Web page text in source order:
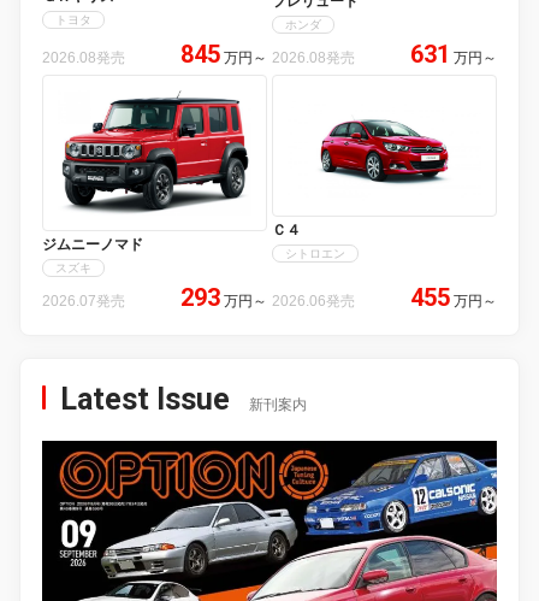
トヨタ
2026.08発売 845 万円 ～
ホンダ
2026.08発売 631 万円 ～
ジムニーノマド
スズキ
2026.07発売 293 万円 ～
Ｃ４
シトロエン
2026.06発売 455 万円 ～
Latest Issue 新刊案内